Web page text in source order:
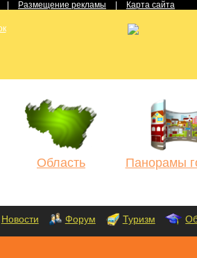
Размещение рекламы Карта сайта
Область Панорамы
Новости Форум Туризм